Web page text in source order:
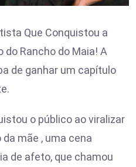
Que Conquistou a
Rancho do Maia! A
de ganhar um capítulo
o público ao viralizar
mãe , uma cena
de afeto, que chamou